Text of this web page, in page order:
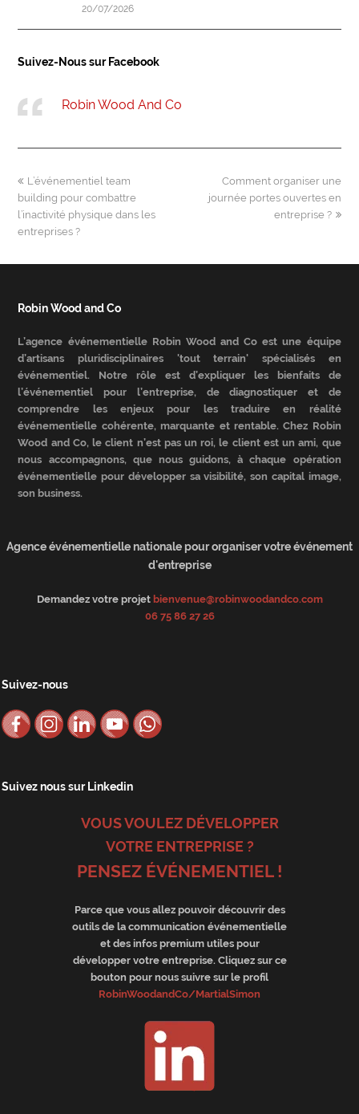
20/07/2026
Suivez-Nous sur Facebook
Robin Wood And Co
previous
post:
L’événementiel team
building pour combattre
l’inactivité physique dans les
entreprises ?
next
post:
Comment organiser une
journée portes ouvertes en
entreprise ?
Robin Wood and Co
L’agence événementielle Robin Wood and Co est une équipe
d’artisans pluridisciplinaires 'tout terrain' spécialisés en
événementiel. Notre rôle est d’expliquer les bienfaits de
l’événementiel pour l’entreprise, de diagnostiquer et de
comprendre les enjeux pour les traduire en réalité
événementielle cohérente, marquante et rentable. Chez Robin
Wood and Co, le client n’est pas un roi, le client est un ami, que
nous accompagnons, que nous guidons, à chaque opération
événementielle pour développer sa visibilité, son capital image,
son business.
Agence événementielle nationale pour organiser votre événement
d'entreprise
Demandez votre projet bienvenue@robinwoodandco.com
06 75 86 27 26
Suivez-nous
Suivez nous sur Linkedin
VOUS VOULEZ DÉVELOPPER
VOTRE ENTREPRISE ?
PENSEZ ÉVÉNEMENTIEL !
Parce que vous allez pouvoir découvrir des
outils de la communication événementielle
et des infos premium utiles pour
développer votre entreprise. Cliquez sur ce
bouton pour nous suivre sur le profil
RobinWoodandCo/MartialSimon